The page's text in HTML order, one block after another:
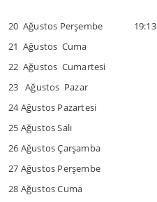
20 Ağustos Perşembe 19:13
21 Ağustos Cuma
22 Ağustos Cumartesi
23 Ağustos Pazar
24 Ağustos Pazartesi
25 Ağustos Salı
26 Ağustos Çarşamba
27 Ağustos Perşembe
28 Ağustos Cuma